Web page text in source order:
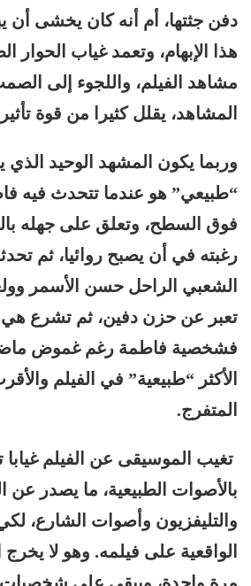
دفن جثتها، أم أنه كان يخشى أن
هذا الإبهام، وتعمد غياب
مشاهد الفيلم، واللجوء إلى
المشاهد، يقلل كثيرا من قوة
وربما يكون المشهد الوحيد الذي
“طبيعي” هو عندما تتحدث فيه
فوق السطح، وتعلق على جهله
رغبته في أن يصبح روائيا، ثم
الشعبي الراحل حسن الأسمر
تعبر عن حزن دفين، ثم تشرع هي
فشخصية فاطمة رغم غموض
الأكثر “طبيعية” في الفيلم
المتفرج.
تغيب الموسيقى عن الفيلم غيابا
بالأصوات الطبيعية، ما يصدر عن
والتليفزيون وأصوات الشارع،
الواقعية على فيلمه. وهو لا